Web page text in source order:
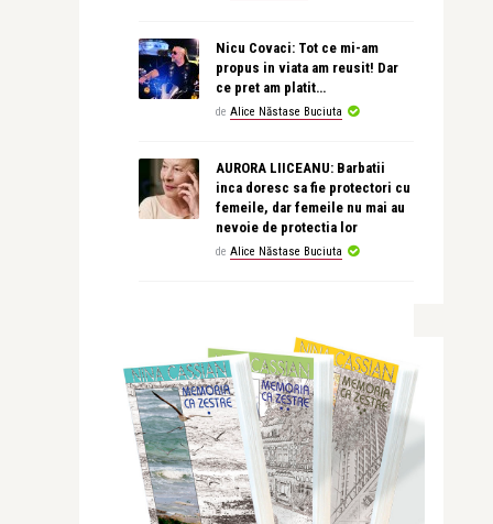
Nicu Covaci: Tot ce mi-am
propus in viata am reusit! Dar
ce pret am platit…
de Alice Năstase Buciuta
AURORA LIICEANU: Barbatii
inca doresc sa fie protectori cu
femeile, dar femeile nu mai au
nevoie de protectia lor
de Alice Năstase Buciuta